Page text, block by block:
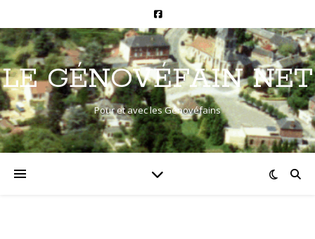
LE GÉNOVÉFAIN NET
Pour et avec les Génovéfains